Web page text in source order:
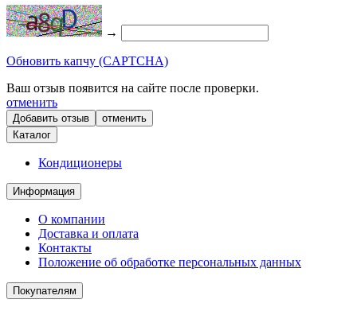
→
Обновить капчу (CAPTCHA)
Ваш отзыв появится на сайте после проверки.
отменить
отменить
Каталог
Кондиционеры
Информация
О компании
Доставка и оплата
Контакты
Положение об обработке персональных данных
Покупателям